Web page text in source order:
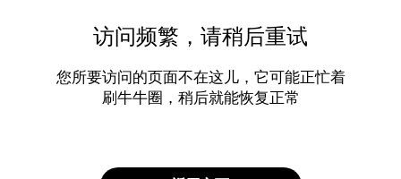
访问频繁，请稍后重试
您所要访问的页面不在这儿，它可能正忙着
刷牛牛圈，稍后就能恢复正常